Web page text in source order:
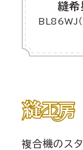
縫希
BL86WJ（
複合機のス